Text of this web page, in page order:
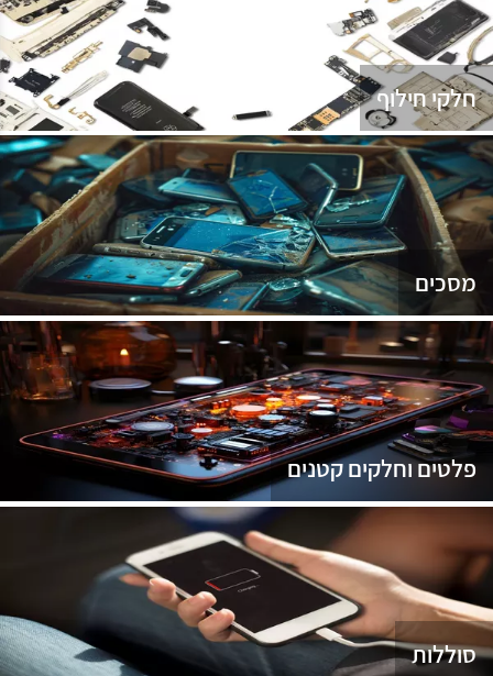
חלקי חילוף
מסכים
פלטים וחלקים קטנים
סוללות